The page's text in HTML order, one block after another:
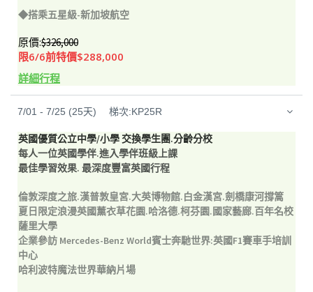
◆搭乘五星級-新加坡航空
原價:$326,000
限6/6前特價$288,000
詳細行程
7/01 - 7/25 (25天) 梯次:KP25R
英國優質公立中學/小學 交換學生團.分齡分校
每人一位英國學伴.進入學伴班級上課
最佳學習效果. 最深度豐富英國行程
倫敦深度之旅.漢普敦皇宮.大英博物館.白金漢宮.劍橋康河撐篙
夏日限定浪漫英國薰衣草花園.哈洛德.柯芬園.國家藝廊.百年名校
薩里大學
企業參訪 Mercedes-Benz World賓士奔馳世界:英國F1賽車手培訓
中心
哈利波特魔法世界華納片場